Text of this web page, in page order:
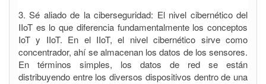
3. Sé aliado de la ciberseguridad: El nivel cibernético del
IIoT es lo que diferencia fundamentalmente los conceptos
IoT y IIoT. En el IIoT, el nivel cibernético sirve como
concentrador, ahí se almacenan los datos de los sensores.
En términos simples, los datos de red se están
distribuyendo entre los diversos dispositivos dentro de una